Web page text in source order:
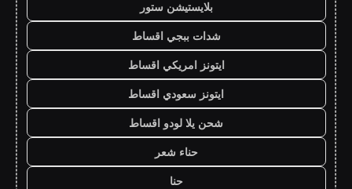
بلايستيشن ستور
شدات ببجي اقساط
ايتونز امريكي اقساط
ايتونز سعودي اقساط
شحن يلا لودو اقساط
حناء شعر
حنا